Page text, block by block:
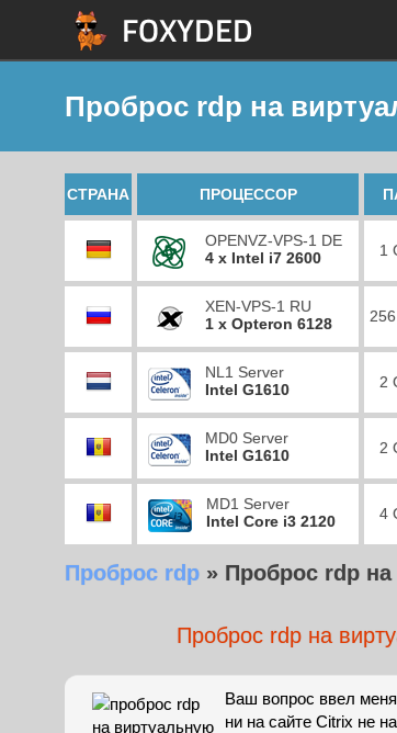
Проброс rdp на
СТРАНА ПРОЦЕССОР
OPENVZ-VPS-1 DE
4 x Intel i7 2600
1
XEN-VPS-1 RU
1 x Opteron 6128
NL1 Server
Intel G1610
2
MD0 Server
Intel G1610
2
MD1 Server
Intel Core i3 2120
4
Проброс rdp » Проброс rdp
Проброс rdp на
Ваш вопрос ввел меня
ни на сайте Citrix не